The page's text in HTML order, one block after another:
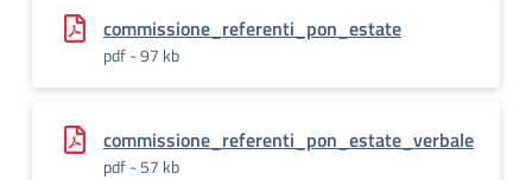
commissione_referenti_pon_estate
pdf - 97 kb
commissione_referenti_pon_estate_verbale
pdf - 57 kb